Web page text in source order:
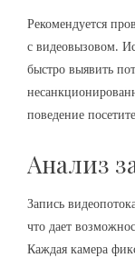
Рекомендуется
с видеовызовом.
быстро выявить
поведение
Анализ
Запись
что дает
Каждая камера